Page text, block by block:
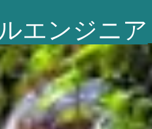
エンジニア